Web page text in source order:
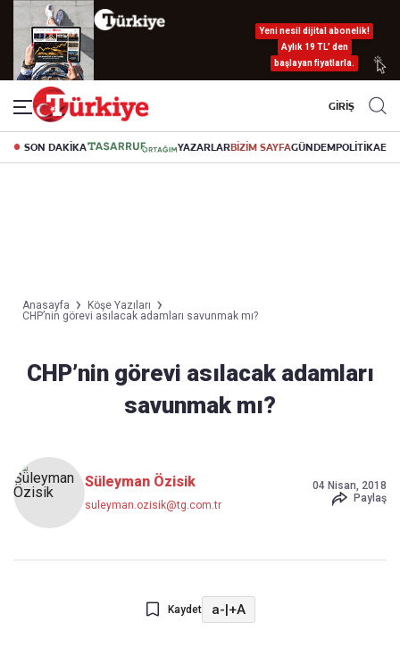
Yeni nesil dijital abonelik!
Aylık 19 TL’ den
başlayan fiyatlarla.
GİRİŞ
SON DAKİKA YAZARLARBİZİM SAYFAGÜNDEMPOLİTİKA
Anasayfa
Köşe Yazıları
CHP’nin görevi asılacak adamları savunmak mı?
CHP’nin görevi asılacak adamları
savunmak mı?
Süleyman Özisik
suleyman.ozisik@tg.com.tr
04 Nisan, 2018
Paylaş
Kaydet a-|+A